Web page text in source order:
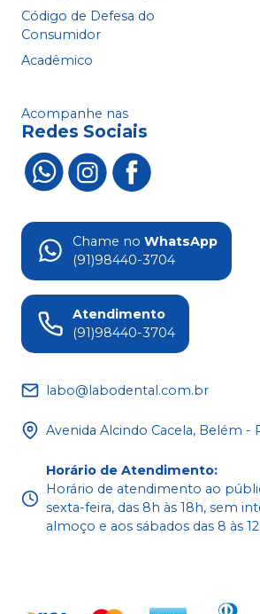
Código de Defesa do
Consumidor
Acadêmico
Acompanhe nas
Redes Sociais
Chame no WhatsApp
(91)98440-3704
Atendimento
(91)98440-3704
labo@labodental.com.br
Avenida Alcindo Cacela, Belém -
Horário de Atendimento:
Horário de atendimento ao
sexta-feira, das 8h às 18h, sem
almoço e aos sábados das 8 às